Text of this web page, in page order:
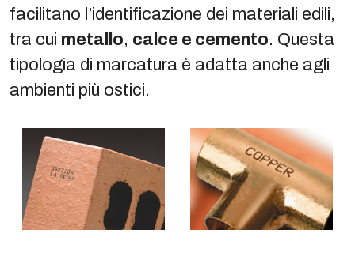
facilitano l’identificazione dei materiali edili,
tra cui metallo, calce e cemento. Questa
tipologia di marcatura è adatta anche agli
ambienti più ostici.